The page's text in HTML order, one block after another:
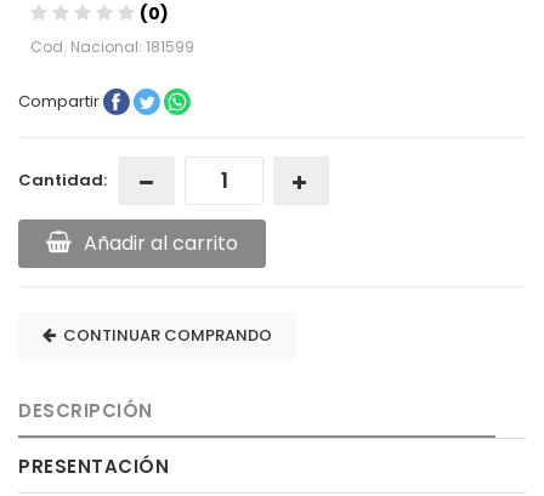
(0)
Cod. Nacional: 181599
Compartir
Cantidad:
Añadir al carrito
CONTINUAR COMPRANDO
DESCRIPCIÓN
PRESENTACIÓN